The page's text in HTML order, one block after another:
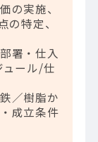
の実施、
特定、
署・仕入
ール/仕
／樹脂か
成立条件